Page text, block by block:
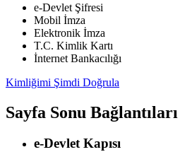
e-Devlet Şifresi
Mobil İmza
Elektronik İmza
T.C. Kimlik Kartı
İnternet Bankacılığı
Kimliğimi Şimdi Doğrula
Sayfa Sonu Bağlantıları
e-Devlet Kapısı